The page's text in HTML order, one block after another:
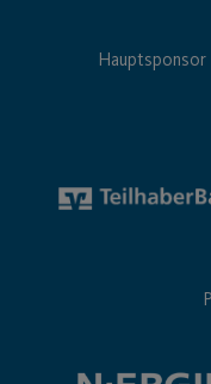
Hauptsponsor